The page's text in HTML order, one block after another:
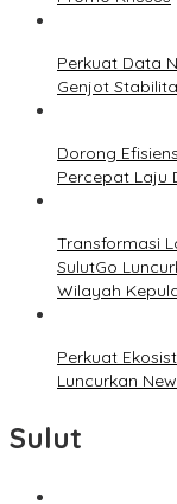
Perkuat Data
Genjot
Dorong
Percepat Laju
Transformasi
SulutGo
Wilayah
Perkuat
Luncurkan
Sulut